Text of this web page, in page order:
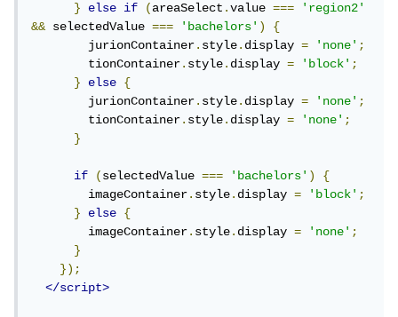
}
else if (areaSelect.value ===
'region2'
&& selectedValue === 'bachelors')
{
        jurionContainer
.style.display = 'none';
        tionContainer
.style.display = 'block';
}
else
{
        jurionContainer
.style.display = 'none';
        tionContainer
.style.display = 'none';
}
if (selectedValue === 'bachelors')
{
        imageContainer
.style.display = 'block';
}
else
{
        imageContainer
.style.display = 'none';
}
});
</script>